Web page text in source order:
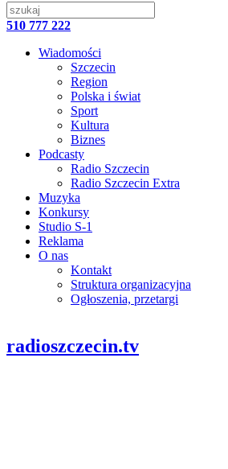
510 777 222
Wiadomości
Szczecin
Region
Polska i świat
Sport
Kultura
Biznes
Podcasty
Radio Szczecin
Radio Szczecin Extra
Muzyka
Konkursy
Studio S-1
Reklama
O nas
Kontakt
Struktura organizacyjna
Ogłoszenia, przetargi
radioszczecin.tv